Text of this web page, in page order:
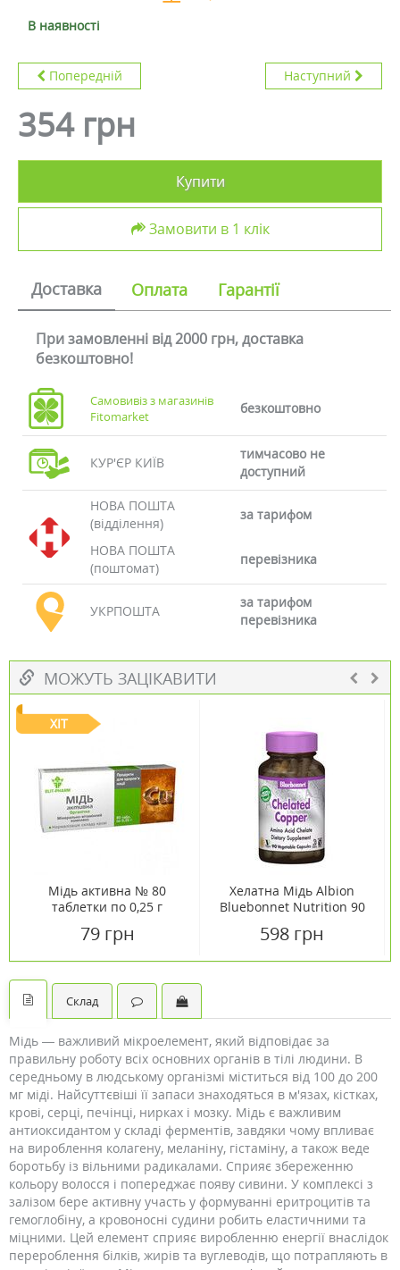
В наявності
Попередній Наступний
354 грн
Купити
Замовити в 1 клік
Доставка Оплата Гарантії
При замовленні від 2000 грн, доставка
безкоштовно!
Самовивіз з магазинів
Fitomarket
безкоштовно
КУР'ЄР КИЇВ
тимчасово не
доступний
НОВА ПОШТА
(відділення)
за тарифом
НОВА ПОШТА
(поштомат)
перевізника
УКРПОШТА
за тарифом
перевізника
МОЖУТЬ ЗАЦІКАВИТИ
ХІТ
Мідь активна № 80
таблетки по 0,25 г
79 грн
Хелатна Мідь Albion
Bluebonnet Nutrition 90
598 грн
Склад
Мідь — важливий мікроелемент, який відповідає за
правильну роботу всіх основних органів в тілі людини. В
середньому в людському організмі міститься від 100 до 200
мг міді. Найсуттєвіші її запаси знаходяться в м'язах, кістках,
крові, серці, печінці, нирках і мозку. Мідь є важливим
антиоксидантом у складі ферментів, завдяки чому впливає
на вироблення колагену, меланіну, гістаміну, а також веде
боротьбу із вільними радикалами. Сприяє збереженню
кольору волосся і попереджає появу сивини. У комплексі з
залізом бере активну участь у формуванні еритроцитів та
гемоглобіну, а кровоносні судини робить еластичними та
міцними. Цей елемент сприяє виробленню енергії внаслідок
перероблення білків, жирів та вуглеводів, що потрапляють в